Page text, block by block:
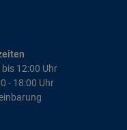
12:00 Uhr
- 18:00 Uhr